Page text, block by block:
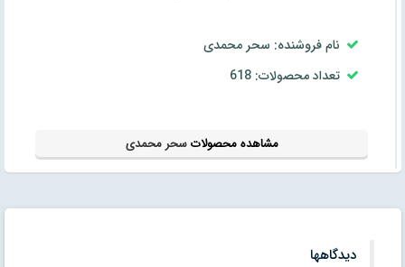
نام فروشنده: سحر محمدی
تعداد محصولات: 618
مشاهده محصولاتسحر محمدی
دیدگاهها